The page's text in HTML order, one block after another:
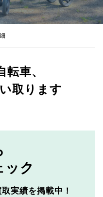
車、
取ります
ック
実績を掲載中！